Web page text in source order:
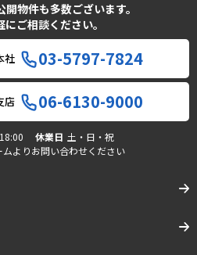
物件も多数ございます。
ご相談ください。
社 03-5797-7824
店 06-6130-9000
休業日 土・日・祝
よりお問い合わせください